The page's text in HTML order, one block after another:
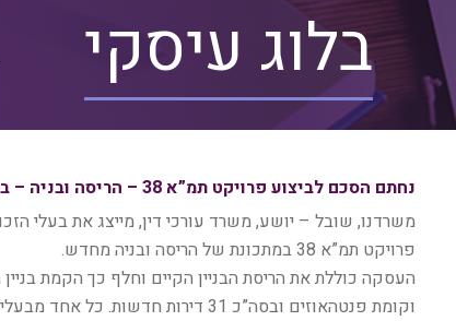
בלוג עיסקי
נחתם הסכם לביצוע פרויקט תמ”א 38 – הריסה ובניה – ברחוב רש”י 5 ברמת השרון
פרויקט תמ”א 38 במתכונת של הריסה ובניה מחדש.
וקומת פנטהאוזים ובסה”כ 31 דירות